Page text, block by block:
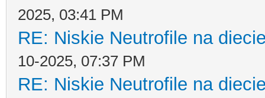
2025, 03:41 PM
RE: Niskie Neutrofile na
10-2025, 07:37 PM
RE: Niskie Neutrofile na